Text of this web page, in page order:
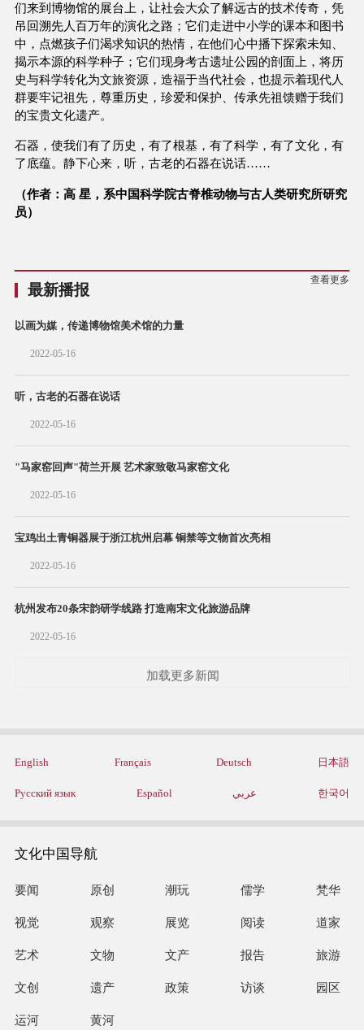
们来到博物馆的展台上，让社会大众了解远古的技术传奇，凭
吊回溯先人百万年的演化之路；它们走进中小学的课本和图书
中，点燃孩子们渴求知识的热情，在他们心中播下探索未知、
揭示本源的科学种子；它们现身考古遗址公园的剖面上，将历
史与科学转化为文旅资源，造福于当代社会，也提示着现代人
群要牢记祖先，尊重历史，珍爱和保护、传承先祖馈赠于我们
的宝贵文化遗产。
石器，使我们有了历史，有了根基，有了科学，有了文化，有
了底蕴。静下心来，听，古老的石器在说话……
（作者：高 星，系中国科学院古脊椎动物与古人类研究所研究
员）
最新播报
查看更多
以画为媒，传递博物馆美术馆的力量
2022-05-16
听，古老的石器在说话
2022-05-16
"马家窑回声"荷兰开展 艺术家致敬马家窑文化
2022-05-16
宝鸡出土青铜器展于浙江杭州启幕 铜禁等文物首次亮相
2022-05-16
杭州发布20条宋韵研学线路 打造南宋文化旅游品牌
2022-05-16
加载更多新闻
English Français Deutsch 日本語
Русский язык Español عربي 한국어
文化中国导航
要闻 原创 潮玩 儒学 梵华
视觉 观察 展览 阅读 道家
艺术 文物 文产 报告 旅游
文创 遗产 政策 访谈 园区
运河 黄河